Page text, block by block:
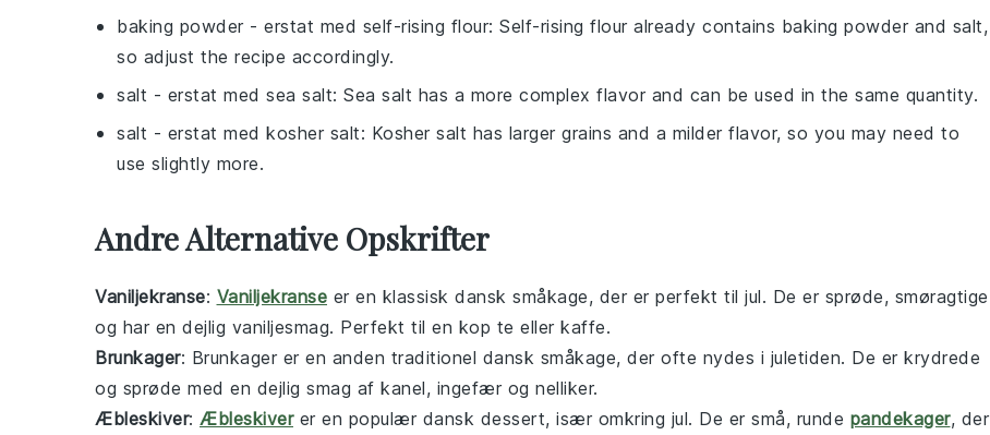
baking powder - erstat med self-rising flour: Self-rising flour already contains baking powder and salt,
so adjust the recipe accordingly.
salt - erstat med sea salt: Sea salt has a more complex flavor and can be used in the same quantity.
salt - erstat med kosher salt: Kosher salt has larger grains and a milder flavor, so you may need to
use slightly more.
Andre Alternative Opskrifter
Vaniljekranse: Vaniljekranse er en klassisk dansk småkage, der er perfekt til jul. De er sprøde, smøragtige
og har en dejlig vaniljesmag. Perfekt til en kop te eller kaffe.
Brunkager: Brunkager er en anden traditionel dansk småkage, der ofte nydes i juletiden. De er krydrede
og sprøde med en dejlig smag af kanel, ingefær og nelliker.
Æbleskiver: Æbleskiverer en populær dansk dessert, især omkring jul. De er små, runde pandekager, der